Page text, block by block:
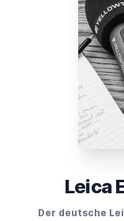
Leica
Der deutsche